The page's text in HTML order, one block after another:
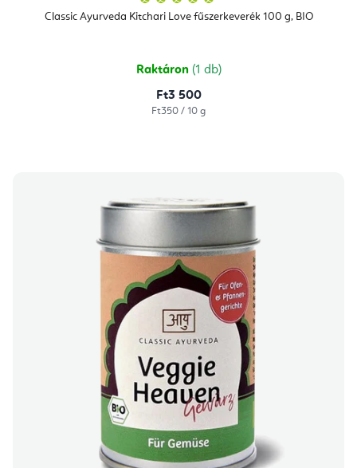
Classic Ayurveda Kitchari Love fűszerkeverék 100 g, BIO
átlagos
értékelése
csillag.
Raktáron (1 db)
Ft3 500
Egységár:
Ft350 / 10 g